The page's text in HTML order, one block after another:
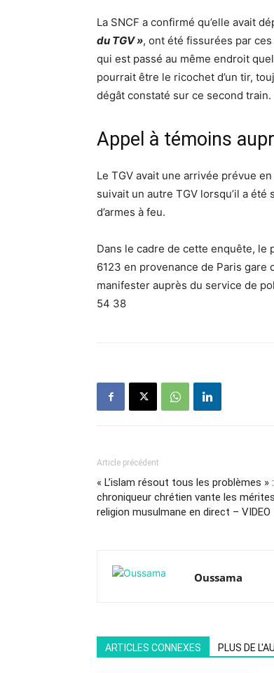
La SNCF a confirmé qu’elle avait
du TGV », ont été fissurées par
qui est passé au même endroit
pourrait être le ricochet d’un tir,
dégât constaté sur ce second train.
Appel à témoins
Le TGV avait une arrivée prévue
suivait un autre TGV lorsqu’il a
d’armes à feu.
Dans le cadre de cette enquête, le
6123 en provenance de Paris gare
manifester auprès du service de
54 38
Article précédent
« L’islam résout tous les problèmes »
chroniqueur chrétien vante les
religion musulmane en direct – VIDEO
Oussama
ARTICLES CONNEXES PLUS DE